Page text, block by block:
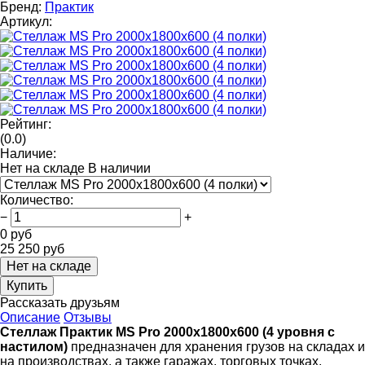
Бренд: Практик
Артикул:
Рейтинг:
(0.0)
Наличие:
Нет на складе В наличии
Количество:
−
+
0 руб
25 250 руб
Нет на складе
Купить
Рассказать друзьям
Описание Отзывы
Стеллаж Практик MS Pro 2000x1800x600 (4 уровня с
настилом) предназначен для хранения грузов на складах и
на производствах, а также гаражах, торговых точках,